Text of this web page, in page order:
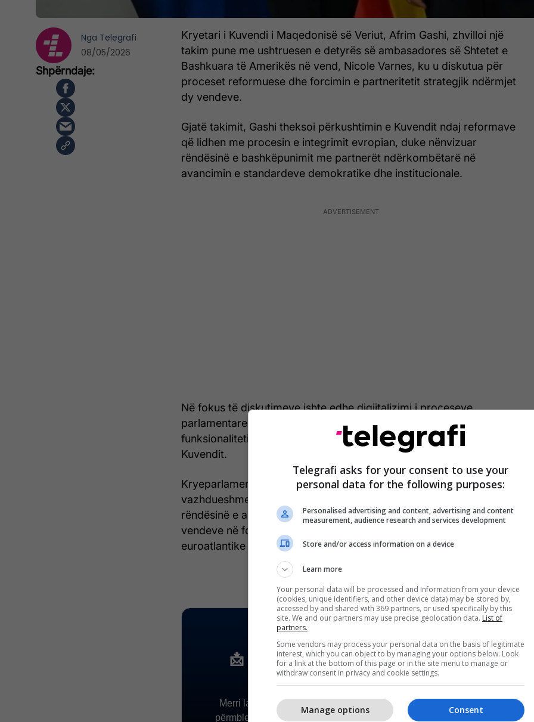
Kryetari i Kuvendi i Maqedonisë së Veriut, Afrim Gashi, zhvilloi një
takim pune me ushtruesen e detyrës së ambasadores së Shtetet e
Bashkuara të Amerikës në vend, Nicole Varnes, ku u diskutua për
proceset reformuese dhe forcimin e partneritetit strategjik ndërmjet
dy vendeve.
Gjatë takimit, Gashi theksoi përkushtimin e Kuvendit ndaj reformave
që lidhen me procesin e integrimit evropian, duke nënvizuar
rëndësinë e bashkëpunimit me partnerët ndërkombëtarë në
avancimin e standardeve demokratike dhe institucionale.
Në fokus të diskutimeve ishte edhe digjitalizimi i proceseve
parlamentare, i cili u vlerësua si një element kyç për rritjen e
funksionalitetit, transparencës dhe sigurisë institucionale në punën e
Kuvendit.
Kryeparlamentari shprehu mirënjohje për mbështetjen e
vazhdueshme të SHBA-ve ndaj Maqedonia e Veriut, duke riafirmuar
rëndësinë e aleancës dhe partneritetit strategjik ndërmjet dy
vendeve në forcimin e demokracisë, stabilitetit dhe perspektivës
euroatlantike të vendit.
Nga Telegrafi
08/05/2026
Telegrafi asks for your consent to use your
personal data for the following purposes:
Personalised advertising and content, advertising and content
measurement, audience research and services development
Store and/or access information on a device
Learn more
Your personal data will be processed and information from your device
(cookies, unique identifiers, and other device data) may be stored by,
accessed by and shared with 369 partners, or used specifically by this
site. We and our partners may use precise geolocation data. List of
partners.
Some vendors may process your personal data on the basis of legitimate
interest, which you can object to by managing your options below. Look
for a link at the bottom of this page or in the site menu to manage or
withdraw consent in privacy and cookie settings.
Consent
Manage options